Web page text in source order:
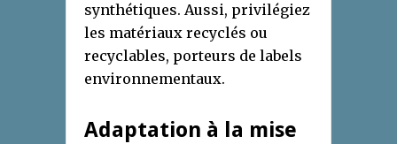
synthétiques. Aussi, privilégiez
les matériaux recyclés ou
recyclables, porteurs de labels
environnementaux.
Adaptation à la mise